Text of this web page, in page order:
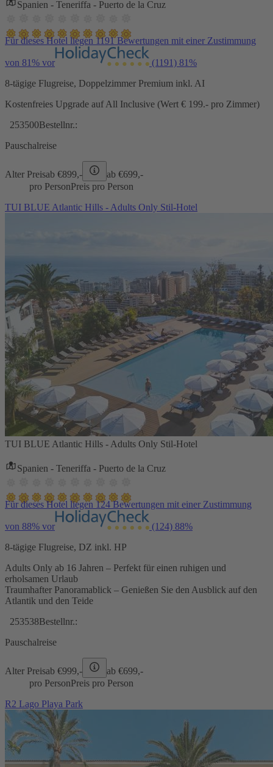
Spanien - Teneriffa - Puerto de la Cruz
Für dieses Hotel liegen 1191 Bewertungen mit einer Zustimmung
von 81% vor (1191) 81%
8-tägige Flugreise, Doppelzimmer Premium inkl. AI
Kostenfreies Upgrade auf All Inclusive (Wert € 199.- pro Zimmer)
253500Bestellnr.:
Pauschalreise
Alter Preisab €899,- ab €699,-
pro PersonPreis pro Person
TUI BLUE Atlantic Hills - Adults Only Stil-Hotel
TUI BLUE Atlantic Hills - Adults Only Stil-Hotel
Spanien - Teneriffa - Puerto de la Cruz
Für dieses Hotel liegen 124 Bewertungen mit einer Zustimmung
von 88% vor (124) 88%
8-tägige Flugreise, DZ inkl. HP
Adults Only ab 16 Jahren – Perfekt für einen ruhigen und
erholsamen Urlaub
Traumhafter Panoramablick – Genießen Sie den Ausblick auf den
Atlantik und den Teide
253538Bestellnr.:
Pauschalreise
Alter Preisab €999,- ab €699,-
pro PersonPreis pro Person
R2 Lago Playa Park